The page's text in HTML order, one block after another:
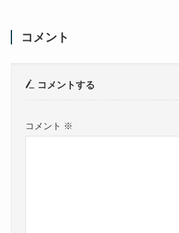
コメント
コメントする
コメント ※